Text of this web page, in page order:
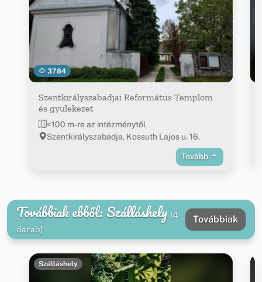
3784
Szentkirályszabadjai Református Templom
és gyülekezet
<100 m-re az intézménytől
Szentkirályszabadja, Kossuth Lajos u. 16.
Tovább
Továbbiak ebből: Szálláshely (4
darab)
Továbbiak
Szálláshely